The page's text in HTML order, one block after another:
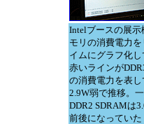
Intelブースの展示
モリの消費電力を
イムにグラフ化し
赤いラインが
の消費電力を表し
2.9W弱で推移。
DDR2 SDRAMは
前後になっていた